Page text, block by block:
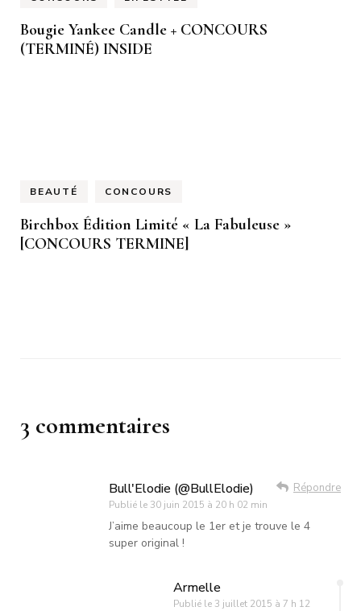
Bougie Yankee Candle + CONCOURS
(TERMINÉ) INSIDE
BEAUTÉ CONCOURS
Birchbox Édition Limité « La Fabuleuse »
[CONCOURS TERMINE]
3 commentaires
Bull'Elodie (@BullElodie)
Publié le 30 juin 2015 à 20 h 02 min
Répondre
J’aime beaucoup le 1er et je trouve le 4
super original !
Armelle
Publié le 3 juillet 2015 à 7 h 12